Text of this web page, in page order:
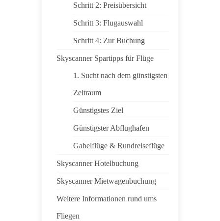
Schritt 2: Preisübersicht
Schritt 3: Flugauswahl
Schritt 4: Zur Buchung
Skyscanner Spartipps für Flüge
1. Sucht nach dem günstigsten
Zeitraum
Günstigstes Ziel
Günstigster Abflughafen
Gabelflüge & Rundreiseflüge
Skyscanner Hotelbuchung
Skyscanner Mietwagenbuchung
Weitere Informationen rund ums
Fliegen